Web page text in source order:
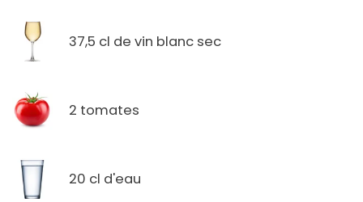
37,5 cl de vin blanc sec
2 tomates
20 cl d'eau